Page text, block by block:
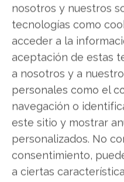
nosotros y nuestros
tecnologías como
acceder a la
aceptación de estas
a nosotros y a
personales como el
navegación o
este sitio y mostrar
personalizados. No
consentimiento,
a ciertas
mientras duermen,
creando ingresos
la estrategia de la
Opendoor
Compartir este